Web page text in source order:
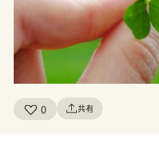
0 共有